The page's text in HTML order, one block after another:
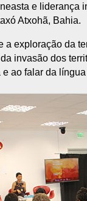
e liderança
Atxohã, Bahia.
a exploração da
invasão dos
e ao falar da